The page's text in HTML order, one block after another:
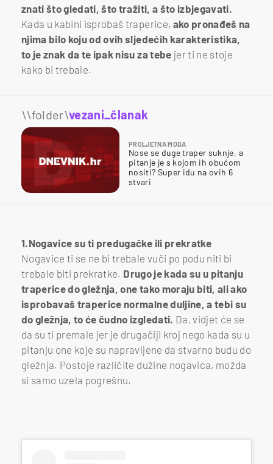
znati što gledati, što tražiti, a što izbjegavati.
Kada u kabini isprobaš traperice, ako pronađeš na
njima bilo koju od ovih sljedećih karakteristika,
to je znak da te ipak nisu za tebe jer ti ne stoje
kako bi trebale.
\\folder\vezani_članak
PROLJETNA MODA
Nose se duge traper suknje, a
pitanje je s kojom ih obućom
nositi? Super idu na ovih 6
stvari
1.Nogavice su ti predugačke ili prekratke
Nogavice ti se ne bi trebale vuči po podu niti bi
trebale biti prekratke. Drugo je kada su u pitanju
traperice do gležnja, one tako moraju biti, ali ako
isprobavaš traperice normalne duljine, a tebi su
do gležnja, to će čudno izgledati. Da, vidjet će se
da su ti premale jer je drugačiji kroj nego kada su u
pitanju one koje su napravljene da stvarno budu do
gležnja. Postoje različite dužine nogavica, možda
si samo uzela pogrešnu.